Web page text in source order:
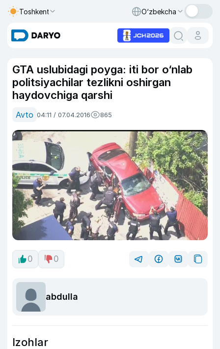
Toshkent O‘zbekcha
GTA uslubidagi poyga: iti bor o‘nlab
politsiyachilar tezlikni oshirgan
haydovchiga qarshi
Avto 04:11 / 07.04.2016 865
0 0
abdulla
Izohlar